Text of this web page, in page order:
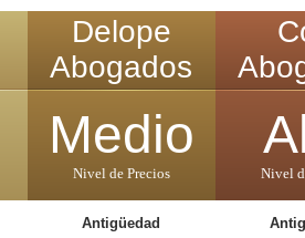
Delope
Abogados
Medio
Nivel de Precios
Antigüedad
Nivel